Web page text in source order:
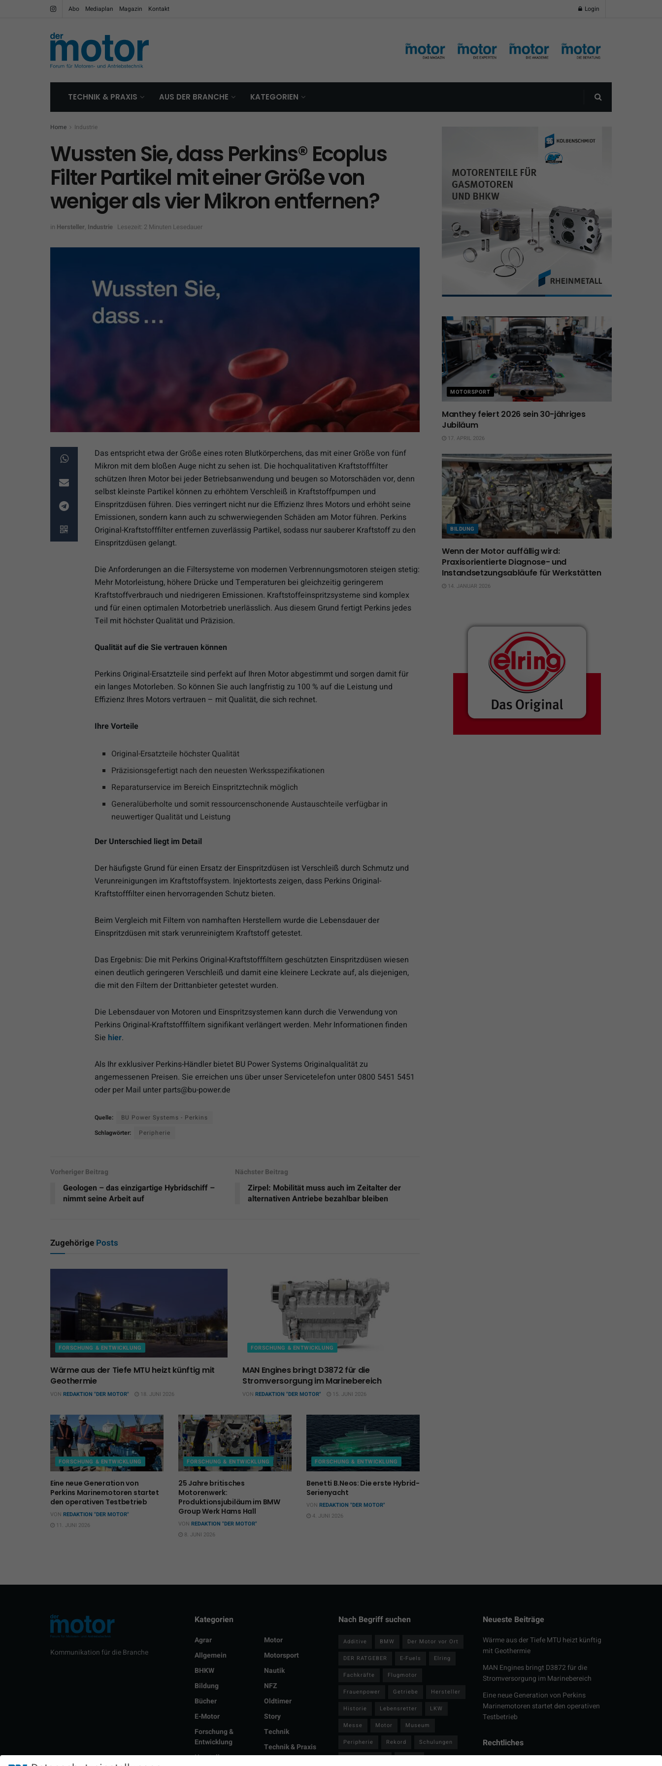
Abo Mediaplan Magazin Kontakt Login
TECHNIK & PRAXIS AUS DER BRANCHE KATEGORIEN
Home Industrie
Wussten Sie, dass Perkins® Ecoplus
Filter Partikel mit einer Größe von
weniger als vier Mikron entfernen?
in Hersteller, Industrie Lesezeit: 2 Minuten Lesedauer
Das entspricht etwa der Größe eines roten Blutkörperchens, das mit einer Größe von fünf
Mikron mit dem bloßen Auge nicht zu sehen ist. Die hochqualitativen Kraftstofffilter
schützen Ihren Motor bei jeder Betriebsanwendung und beugen so Motorschäden vor, denn
selbst kleinste Partikel können zu erhöhtem Verschleiß in Kraftstoffpumpen und
Einspritzdüsen führen. Dies verringert nicht nur die Effizienz Ihres Motors und erhöht seine
Emissionen, sondern kann auch zu schwerwiegenden Schäden am Motor führen. Perkins
Original-Kraftstofffilter entfernen zuverlässig Partikel, sodass nur sauberer Kraftstoff zu den
Einspritzdüsen gelangt.
Die Anforderungen an die Filtersysteme von modernen Verbrennungsmotoren steigen stetig:
Mehr Motorleistung, höhere Drücke und Temperaturen bei gleichzeitig geringerem
Kraftstoffverbrauch und niedrigeren Emissionen. Kraftstoffeinspritzsysteme sind komplex
und für einen optimalen Motorbetrieb unerlässlich. Aus diesem Grund fertigt Perkins jedes
Teil mit höchster Qualität und Präzision.
Qualität auf die Sie vertrauen können
Perkins Original-Ersatzteile sind perfekt auf Ihren Motor abgestimmt und sorgen damit für
ein langes Motorleben. So können Sie auch langfristig zu 100 % auf die Leistung und
Effizienz Ihres Motors vertrauen – mit Qualität, die sich rechnet.
Ihre Vorteile
Original-Ersatzteile höchster Qualität
Präzisionsgefertigt nach den neuesten Werksspezifikationen
Reparaturservice im Bereich Einspritztechnik möglich
Generalüberholte und somit ressourcenschonende Austauschteile verfügbar in
neuwertiger Qualität und Leistung
Der Unterschied liegt im Detail
Der häufigste Grund für einen Ersatz der Einspritzdüsen ist Verschleiß durch Schmutz und
Verunreinigungen im Kraftstoffsystem. Injektortests zeigen, dass Perkins Original-
Kraftstofffilter einen hervorragenden Schutz bieten.
Beim Vergleich mit Filtern von namhaften Herstellern wurde die Lebensdauer der
Einspritzdüsen mit stark verunreinigtem Kraftstoff getestet.
Das Ergebnis: Die mit Perkins Original-Kraftstofffiltern geschützten Einspritzdüsen wiesen
einen deutlich geringeren Verschleiß und damit eine kleinere Leckrate auf, als diejenigen,
die mit den Filtern der Drittanbieter getestet wurden.
Die Lebensdauer von Motoren und Einspritzsystemen kann durch die Verwendung von
Perkins Original-Kraftstofffiltern signifikant verlängert werden. Mehr Informationen finden
Sie hier.
Als Ihr exklusiver Perkins-Händler bietet BU Power Systems Originalqualität zu
angemessenen Preisen. Sie erreichen uns über unser Servicetelefon unter 0800 5451 5451
oder per Mail unter parts@bu-power.de
Quelle:
BU Power Systems - Perkins
Schlagwörter:
Peripherie
Vorheriger Beitrag
Geologen – das einzigartige Hybridschiff –
nimmt seine Arbeit auf
Nächster Beitrag
Zirpel: Mobilität muss auch im Zeitalter der
alternativen Antriebe bezahlbar bleiben
Zugehörige Posts
FORSCHUNG & ENTWICKLUNG
Wärme aus der Tiefe MTU heizt künftig mit
Geothermie
VON REDAKTION "DER MOTOR" 18. JUNI 2026
FORSCHUNG & ENTWICKLUNG
MAN Engines bringt D3872 für die
Stromversorgung im Marinebereich
VON REDAKTION "DER MOTOR" 15. JUNI 2026
FORSCHUNG & ENTWICKLUNG
Eine neue Generation von
Perkins Marinemotoren startet
den operativen Testbetrieb
VON REDAKTION "DER MOTOR"
11. JUNI 2026
FORSCHUNG & ENTWICKLUNG
25 Jahre britisches
Motorenwerk:
Produktionsjubiläum im BMW
Group Werk Hams Hall
VON REDAKTION "DER MOTOR"
8. JUNI 2026
FORSCHUNG & ENTWICKLUNG
Benetti B.Neos: Die erste Hybrid-
Serienyacht
VON REDAKTION "DER MOTOR"
4. JUNI 2026
MOTORSPORT
Manthey feiert 2026 sein 30-jähriges
Jubiläum
17. APRIL 2026
BILDUNG
Wenn der Motor auffällig wird:
Praxisorientierte Diagnose- und
Instandsetzungsabläufe für Werkstätten
14. JANUAR 2026
Kommunikation für die Branche
Kategorien
Agrar
Allgemein
BHKW
Bildung
Bücher
E-Motor
Forschung &
Entwicklung
Hersteller
Motor
Motorsport
Nautik
NFZ
Oldtimer
Story
Technik
Technik & Praxis
Nach Begriff suchen
Additive BMW
Der Motor vor Ort
DER RATGEBER
E-Fuels
Elring
Fachkräfte
Flugmotor
Frauenpower
Getriebe
Hersteller
Historie
Lebensretter
LKW
Messe
Motor
Museum
Peripherie
Rekord
Schulungen
Neueste Beiträge
Wärme aus der Tiefe MTU heizt künftig
mit Geothermie
MAN Engines bringt D3872 für die
Stromversorgung im Marinebereich
Eine neue Generation von Perkins
Marinemotoren startet den operativen
Testbetrieb
Rechtliches